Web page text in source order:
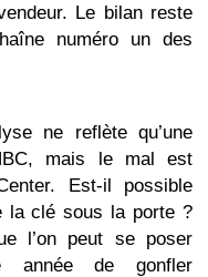
Le bilan reste
numéro un des
ne reflète qu’une
mais le mal est
Est-il possible
la clé sous la porte ?
l’on peut se poser
année de gonfler